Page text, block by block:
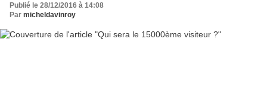
Publié le 28/12/2016 à 14:08
Par micheldavinroy